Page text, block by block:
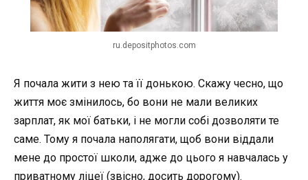
ru.depositphotos.com
Я почала жити з нею та її донькою. Скажу чесно, що
життя моє змінилось, бо вони не мали великих
зарплат, як мої батьки, і не могли собі дозволяти те
саме. Тому я почала наполягати, щоб вони віддали
мене до простої школи, адже до цього я навчалась у
приватному ліцеї (звісно, досить дорогому).